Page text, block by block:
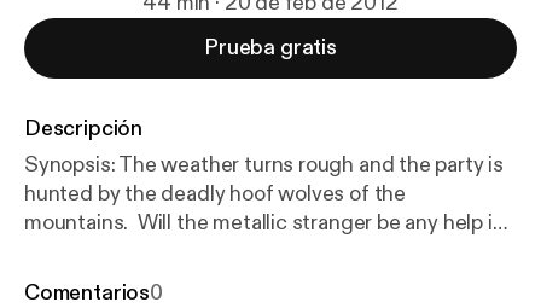
Prueba gratis
Descripción
Synopsis: The weather turns rough and the party is
hunted by the deadly hoof wolves of the
mountains. Will the metallic stranger be any help in
Comentarios0